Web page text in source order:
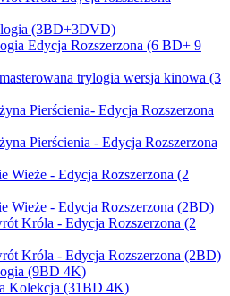
(3BD+3DVD)
Edycja Rozszerzona (6 BD+ 9
trylogia wersja kinowa (3
Pierścienia- Edycja Rozszerzona
Pierścienia - Edycja Rozszerzona
Wieże - Edycja Rozszerzona (2
Wieże - Edycja Rozszerzona (2BD)
Króla - Edycja Rozszerzona (2
Króla - Edycja Rozszerzona (2BD)
(9BD 4K)
Kolekcja (31BD 4K)